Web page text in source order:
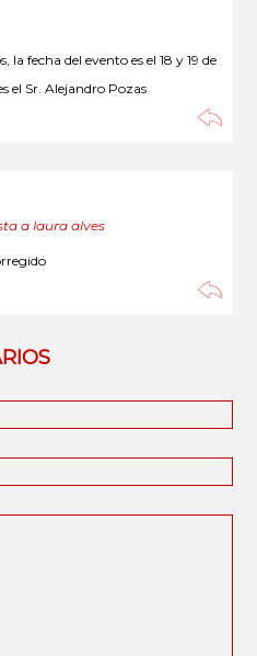
la fecha del evento es el 18 y 19 de
el Sr. Alejandro Pozas
a laura alves